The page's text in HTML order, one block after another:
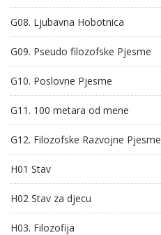
G08. Ljubavna Hobotnica
G09. Pseudo filozofske Pjesme
G10. Poslovne Pjesme
G11. 100 metara od mene
G12. Filozofske Razvojne Pjesme
H01 Stav
H02 Stav za djecu
H03. Filozofija